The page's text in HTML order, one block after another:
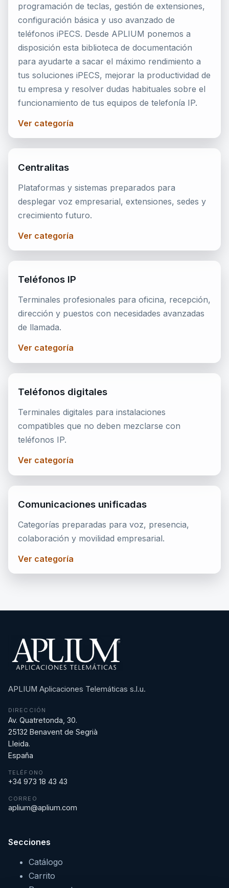
programación de teclas, gestión de extensiones,
configuración básica y uso avanzado de
teléfonos iPECS. Desde APLIUM ponemos a
disposición esta biblioteca de documentación
para ayudarte a sacar el máximo rendimiento a
tus soluciones iPECS, mejorar la productividad de
tu empresa y resolver dudas habituales sobre el
funcionamiento de tus equipos de telefonía IP.
Ver categoría
Centralitas
Plataformas y sistemas preparados para
desplegar voz empresarial, extensiones, sedes y
crecimiento futuro.
Ver categoría
Teléfonos IP
Terminales profesionales para oficina, recepción,
dirección y puestos con necesidades avanzadas
de llamada.
Ver categoría
Teléfonos digitales
Terminales digitales para instalaciones
compatibles que no deben mezclarse con
teléfonos IP.
Ver categoría
Comunicaciones unificadas
Categorías preparadas para voz, presencia,
colaboración y movilidad empresarial.
Ver categoría
APLIUM Aplicaciones Telemáticas s.l.u.
DIRECCIÓN
Av. Quatretonda, 30.
25132 Benavent de Segrià
Lleida.
España
TELÉFONO
+34 973 18 43 43
CORREO
aplium@aplium.com
Secciones
Catálogo
Carrito